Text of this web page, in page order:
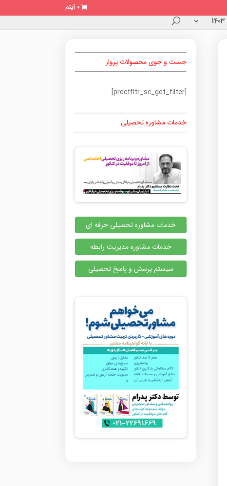
0 آیتم
جست و جوی محصولات پرواز
[prdctfltr_sc_get_filter]
خدمات مشاوره تحصیلی
خدمات مشاوره تحصیلی حرفه ای
خدمات مشاوره مدیریت رابطه
سیستم پرسش و پاسخ تحصیلی